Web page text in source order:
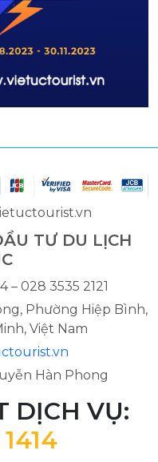
TƯ DU LỊCH
– 028 3535 2121
Phường Hiệp Bình,
Việt Nam
Hàn Phong
DỊCH VỤ: